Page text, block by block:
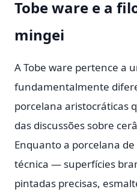
Tobe ware e a
mingei
A Tobe ware pertence a
fundamentalmente
porcelana aristocráticas
das discussões sobre
Enquanto a porcelana
técnica — superfícies
pintadas precisas,